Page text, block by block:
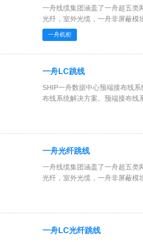
一舟线缆集团涵盖了一舟超五类
光纤，室外光缆，一舟非屏蔽模
跳线，一舟网络机柜、服务器机
RVSP屏蔽双绞线等全系列综合布
一舟机柜
一舟LC跳线
SHIP一舟数据中心预端接布线
布线系统解决方案。预端接布线
一舟光纤跳线
一舟线缆集团涵盖了一舟超五类
光纤，室外光缆，一舟非屏蔽模
一舟LC光纤跳线